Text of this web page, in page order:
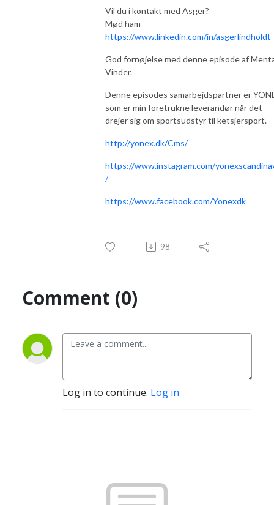
Vil du i kontakt med Asger?
Mød ham
https://www.linkedin.com/in/asgerlindholdt
God fornøjelse med denne episode af
Vinder.
Denne episodes samarbejdspartner er
som er min foretrukne leverandør når det
drejer sig om sportsudstyr til ketsjersport.
http://yonex.dk/Cms/
https://www.instagram.com/
/
https://www.facebook.com/Yonexdk
98
Comment (0)
Log in to continue. Log in